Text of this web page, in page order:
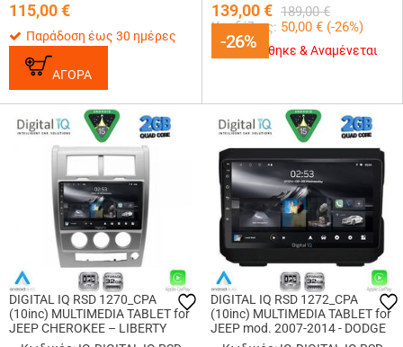
115,00€
Παράδοση έως 30 ημέρες
ΑΓΟΡΑ
-26%
139,00€ 189,00 €
Κερδίζεις: 50,00 € (-26%)
-26%
Εξαντλήθηκε & Αναμένεται
DIGITAL IQ RSD 1270_CPA
(10inc) MULTIMEDIA TABLET for
JEEP CHEROKEE – LIBERTY
mod. 2007-2014
DIGITAL IQ RSD 1272_CPA
(10inc) MULTIMEDIA TABLET for
JEEP mod. 2007-2014 - DODGE
mod. 2007-2014